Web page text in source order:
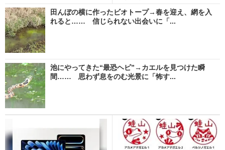
田んぼの横に作ったビオトープ→春を迎え、網を入
れると…… 信じられない出会いに「...
池にやってきた“最恐ヘビ”→カエルを見つけた瞬
間…… 思わず息をのむ光景に「怖す...